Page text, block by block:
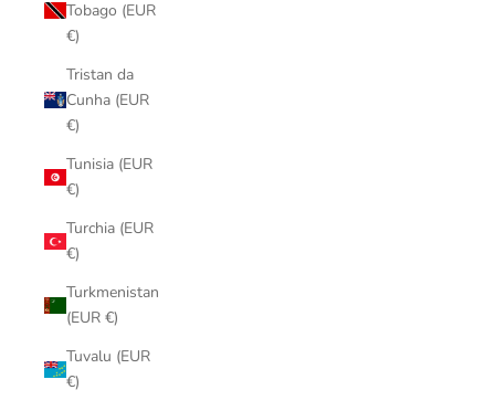
Tobago (EUR
€)
Tristan da
Cunha (EUR
€)
Tunisia (EUR
€)
Turchia (EUR
€)
Turkmenistan
(EUR €)
Tuvalu (EUR
€)